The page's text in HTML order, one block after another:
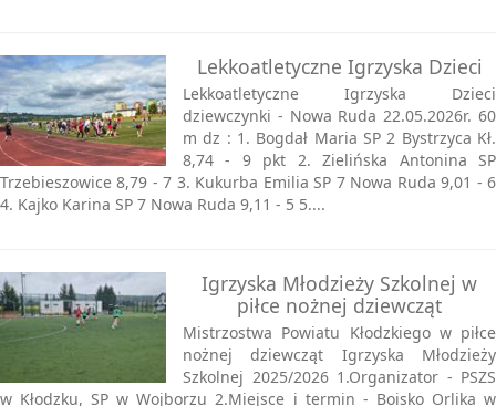
Lekkoatletyczne Igrzyska Dzieci
Lekkoatletyczne Igrzyska Dzieci
dziewczynki - Nowa Ruda 22.05.2026r. 60
m dz : 1. Bogdał Maria SP 2 Bystrzyca Kł.
8,74 - 9 pkt 2. Zielińska Antonina SP
Trzebieszowice 8,79 - 7 3. Kukurba Emilia SP 7 Nowa Ruda 9,01 - 6
4. Kajko Karina SP 7 Nowa Ruda 9,11 - 5 5....
Igrzyska Młodzieży Szkolnej w
piłce nożnej dziewcząt
Mistrzostwa Powiatu Kłodzkiego w piłce
nożnej dziewcząt Igrzyska Młodzieży
Szkolnej 2025/2026 1.Organizator - PSZS
w Kłodzku, SP w Wojborzu 2.Miejsce i termin - Boisko Orlika w